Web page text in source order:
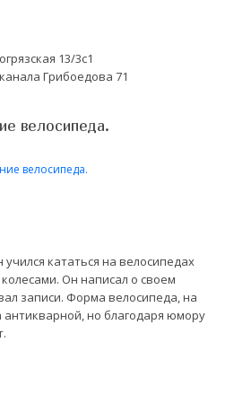
13/3с1
Грибоедова 71
велосипеда.
велосипеда.
кататься на велосипедах
Он написал о своем
записи. Форма велосипеда, на
антикварной, но благодаря юмору